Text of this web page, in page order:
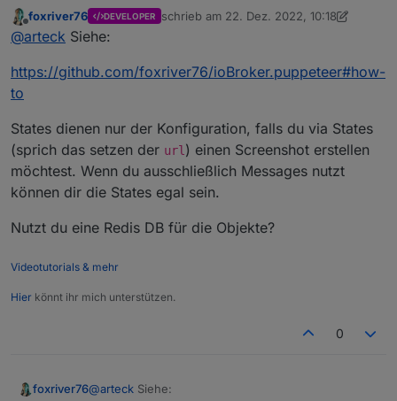
puppeteer.0
2022-12-22 11:08:33.619	debug	Write file to
puppeteer.0
aber kein file und die datenpunkte sind auch nicht
url: 'https://www.yr.no/en/forecast/
        clip: {
            x: 0,
            y: 0,
            width: 1000,
            height: 757
        },
            storagePath: 'wetterstation.png',
        viewportOptions: {
      if (obj.error) {
so rufe ich es auf ..sollte also in /opt/iobroker/iobroker-
data/files/0_userdata.0 landen..ist aber nix da
Offline
foxriver76 DEVELOPER schrieb am 22. Dez. 2022, 10:18
zuletzt editiert von foxriver76
@arteck Siehe:
https://github.com/foxriver76/ioBroker.puppeteer#how-
to
States dienen nur der Konfiguration, falls du via States
(sprich das setzen der url ) einen Screenshot erstellen
möchtest. Wenn du ausschließlich Messages nutzt
können dir die States egal sein.
Nutzt du eine Redis DB für die Objekte?
Videotutorials & mehr
Hier könnt ihr mich unterstützen.
0
foxriver76@arteck Siehe: